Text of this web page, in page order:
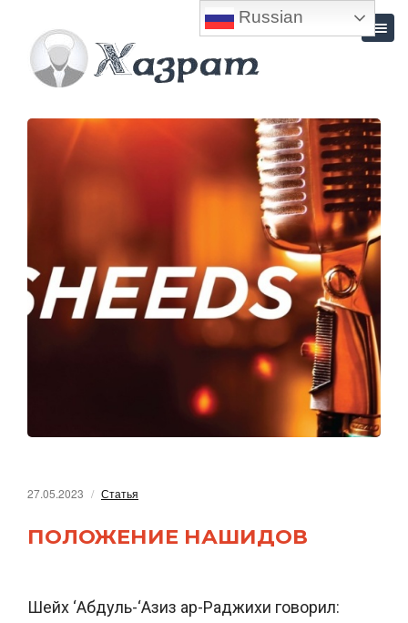
27.05.2023 Статья
ПОЛОЖЕНИЕ НАШИДОВ
Шейх ‘Абдуль-‘Азиз ар-Раджихи говорил:
Russian